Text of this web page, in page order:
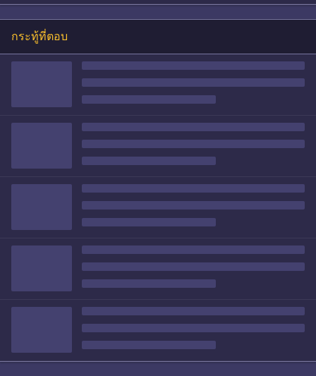
กระทู้ที่ตอบ